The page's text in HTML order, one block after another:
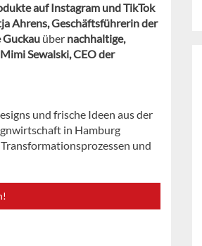
auf Instagram und TikTok
Ahrens, Geschäftsführerin der
Guckau über nachhaltige,
Mimi Sewalski, CEO der
und frische Ideen aus der
in Hamburg
und